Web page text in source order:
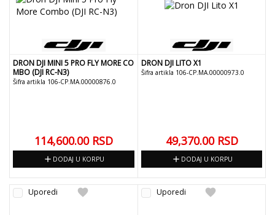
DRON DJI MINI 5 PRO FLY MORE CO
MBO (DJI RC-N3)
Šifra artikla 106-CP.MA.00000876.0
114,600.00 RSD
add DODAJ U KORPU
DRON DJI LITO X1
Šifra artikla 106-CP.MA.00000973.0
49,370.00 RSD
add DODAJ U KORPU
favorite
Uporedi favorite
Uporedi